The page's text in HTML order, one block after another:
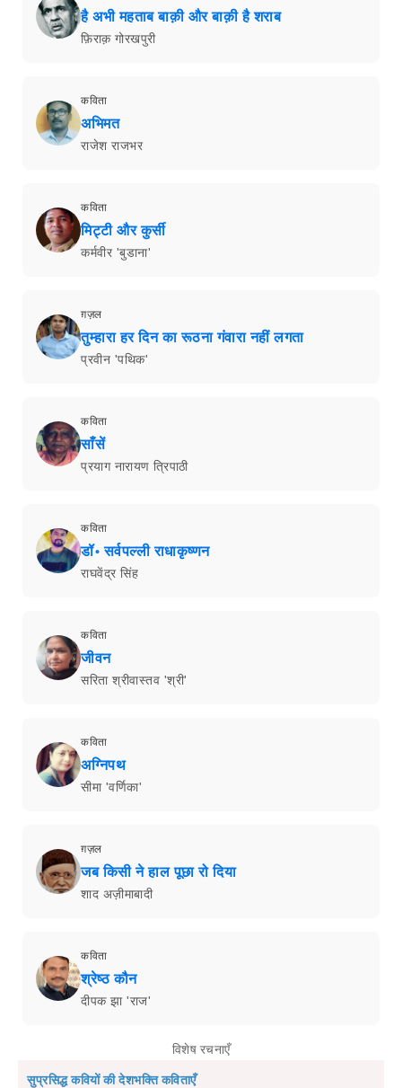
है अभी महताब बाक़ी और बाक़ी है शराब
फ़िराक़ गोरखपुरी
कविता
अभिमत
राजेश राजभर
कविता
मिट्टी और कुर्सी
कर्मवीर 'बुडाना'
ग़ज़ल
तुम्हारा हर दिन का रूठना गंवारा नहीं लगता
प्रवीन 'पथिक'
कविता
साँसें
प्रयाग नारायण त्रिपाठी
कविता
डॉ॰ सर्वपल्ली राधाकृष्णन
राघवेंद्र सिंह
कविता
जीवन
सरिता श्रीवास्तव 'श्री'
कविता
अग्निपथ
सीमा 'वर्णिका'
ग़ज़ल
जब किसी ने हाल पूछा रो दिया
शाद अज़ीमाबादी
कविता
श्रेष्ठ कौन
दीपक झा 'राज'
विशेष रचनाएँ
सुप्रसिद्ध कवियों की देशभक्ति कविताएँ